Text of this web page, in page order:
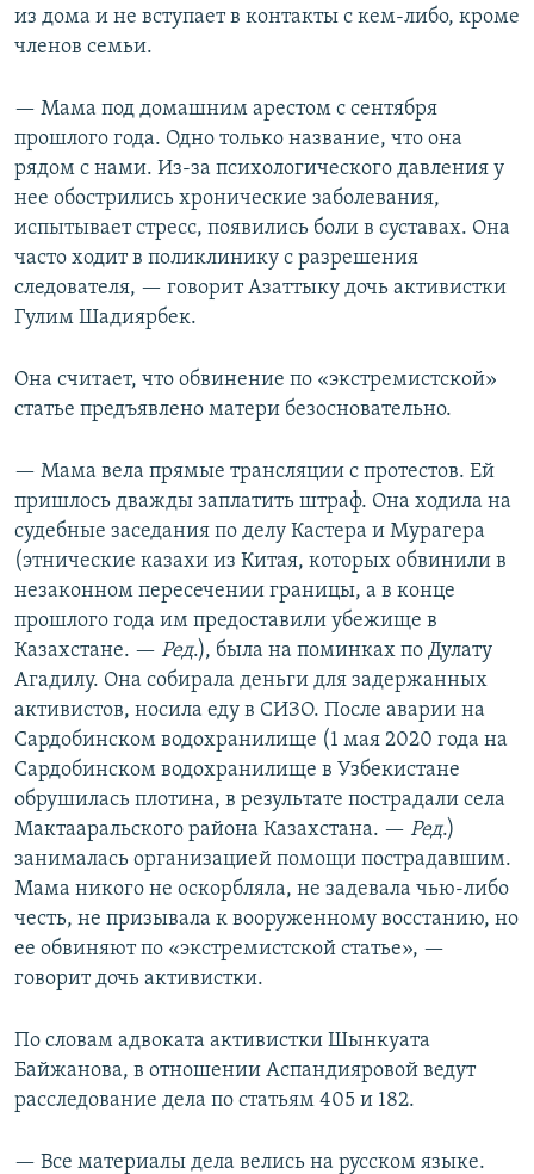
из дома и не вступает в контакты с кем-либо, кроме
членов семьи.
— Мама под домашним арестом с сентября
прошлого года. Одно только название, что она
рядом с нами. Из-за психологического давления у
нее обострились хронические заболевания,
испытывает стресс, появились боли в суставах. Она
часто ходит в поликлинику с разрешения
следователя, — говорит Азаттыку дочь активистки
Гулим Шадиярбек.
Она считает, что обвинение по «экстремистской»
статье предъявлено матери безосновательно.
— Мама вела прямые трансляции с протестов. Ей
пришлось дважды заплатить штраф. Она ходила на
судебные заседания по делу Кастера и Мурагера
(этнические казахи из Китая, которых обвинили в
незаконном пересечении границы, а в конце
прошлого года им предоставили убежище в
Казахстане. — Ред.), была на поминках по Дулату
Агадилу. Она собирала деньги для задержанных
активистов, носила еду в СИЗО. После аварии на
Сардобинском водохранилище (1 мая 2020 года на
Сардобинском водохранилище в Узбекистане
обрушилась плотина, в результате пострадали села
Мактааральского района Казахстана. — Ред.)
занималась организацией помощи пострадавшим.
Мама никого не оскорбляла, не задевала чью-либо
честь, не призывала к вооруженному восстанию, но
ее обвиняют по «экстремистской статье», —
говорит дочь активистки.
По словам адвоката активистки Шынкуата
Байжанова, в отношении Аспандияровой ведут
расследование дела по статьям 405 и 182.
— Все материалы дела велись на русском языке.